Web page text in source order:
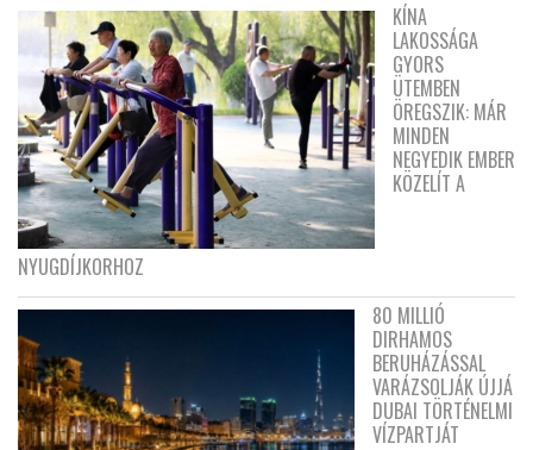
KÍNA
LAKOSSÁGA
GYORS
ÜTEMBEN
ÖREGSZIK: MÁR
MINDEN
NEGYEDIK EMBER
KÖZELÍT A
NYUGDÍJKORHOZ
80 MILLIÓ
DIRHAMOS
BERUHÁZÁSSAL
VARÁZSOLJÁK ÚJJÁ
DUBAI TÖRTÉNELMI
VÍZPARTJÁT